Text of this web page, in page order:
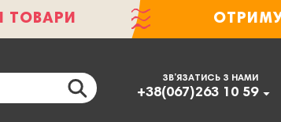
ТОВАРИ
ЗВ’ЯЗАТИСЬ З НАМИ
+38(067)263 10 59